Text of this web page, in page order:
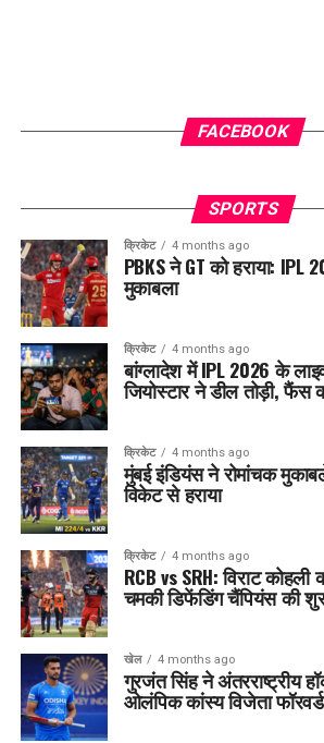
FACEBOOK
SPORTS
क्रिकेट 4 months ago
PBKS ने GT को हराया: IPL
मुकाबला
क्रिकेट 4 months ago
बांग्लादेश में IPL 2026 के
जियोस्टार ने डील तोड़ी, फैंस
क्रिकेट 4 months ago
मुंबई इंडियंस ने रोमांचक
विकेट से हराया
क्रिकेट 4 months ago
RCB vs SRH: विराट कोहली
चमकी डिफेंडिंग चैंपियंस की
खेल 4 months ago
गुरजंत सिंह ने अंतरराष्ट्रीय
ओलंपिक कांस्य विजेता